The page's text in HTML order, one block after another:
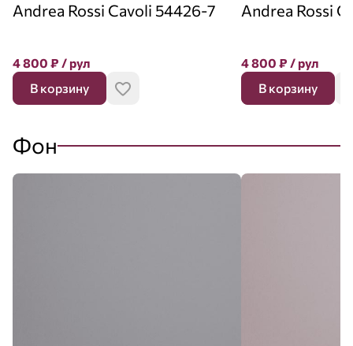
Andrea Rossi Cavoli 54426-7
4 800 ₽ / рул
В корзину
Andrea Rossi
4 800 ₽ / рул
В корзину
Фон